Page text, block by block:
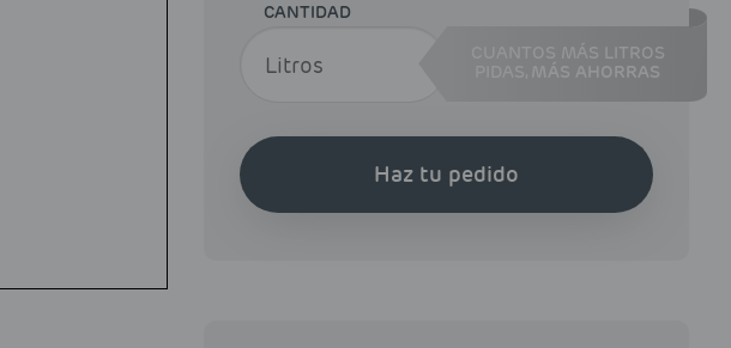
CANTIDAD
CUANTOS MÁS LITROS
MÁS AHORRAS
Haz tu pedido